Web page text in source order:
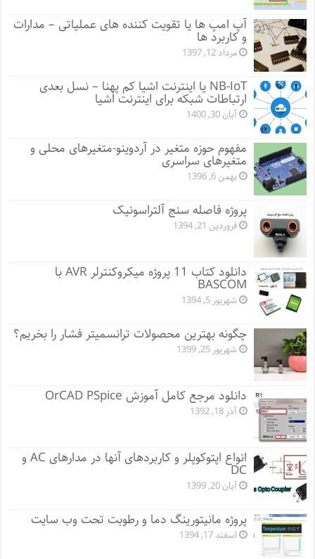
آپ امپ ها یا تقویت کننده های عملیاتی – مدارات
و کاربرد ها
مرداد 12, 1397
NB-IoT یا اینترنت اشیا کم پهنا – نسل بعدی
ارتباطات شبکه برای اینترنت اشیا
آبان 30, 1400
مفهوم حوزه متغیر در آردوینو-متغیرهای محلی و
متغیرهای سراسری
بهمن 6, 1396
پروژه فاصله سنج آلتراسونیک
فروردین 21, 1394
دانلود کتاب 11 پروژه میکروکنترلر AVR با
BASCOM
شهریور 5, 1394
چگونه بهترین محصولات ترانسمیتر فشار را بخریم؟
شهریور 25, 1399
دانلود مرجع کامل آموزش OrCAD PSpice
آذر 18, 1392
انواع اپتوکوپلر و کاربردهای آنها در مدارهای AC و
DC
آبان 20, 1399
پروژه مانيتورينگ دما و رطوبت تحت وب سایت
اسفند 17, 1394